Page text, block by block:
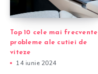
Top 10 cele mai frecvente
probleme ale cutiei de
viteze
14 iunie 2024